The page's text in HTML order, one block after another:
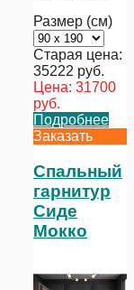
Размер (см)
Старая цена:
35222 руб.
Цена: 31700
руб.
Подробнее
Заказать
Спальный
гарнитур
Сиде
Мокко